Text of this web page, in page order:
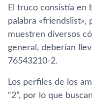
El truco consistía en
palabra «friendslist»,
muestren diversos
general, deberían
76543210-2.
Los perfiles de los
“2”, por lo que